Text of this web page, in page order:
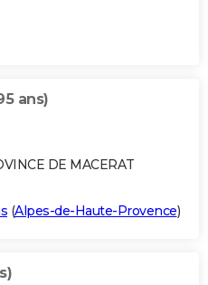
ans)
DE MACERAT
(Alpes-de-Haute-Provence)